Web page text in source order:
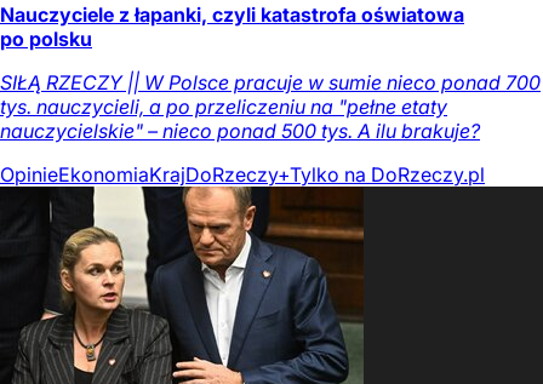
Nauczyciele z łapanki, czyli katastrofa oświatowa
po polsku
SIŁĄ RZECZY || W Polsce pracuje w sumie nieco ponad 700
tys. nauczycieli, a po przeliczeniu na "pełne etaty
nauczycielskie" – nieco ponad 500 tys. A ilu brakuje?
OpinieEkonomiaKrajDoRzeczy+Tylko na DoRzeczy.pl